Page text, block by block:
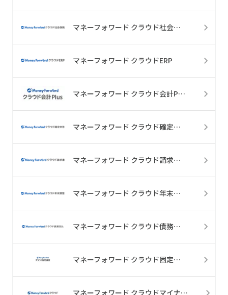
マネーフォワード クラウド社会保険
マネーフォワード クラウドERP
マネーフォワード クラウド会計Plus
マネーフォワード クラウド確定申告
マネーフォワード クラウド請求書plus
マネーフォワード クラウド年末調整
マネーフォワード クラウド債務支払
マネーフォワード クラウド固定資産
マネーフォワード クラウドマイナンバー